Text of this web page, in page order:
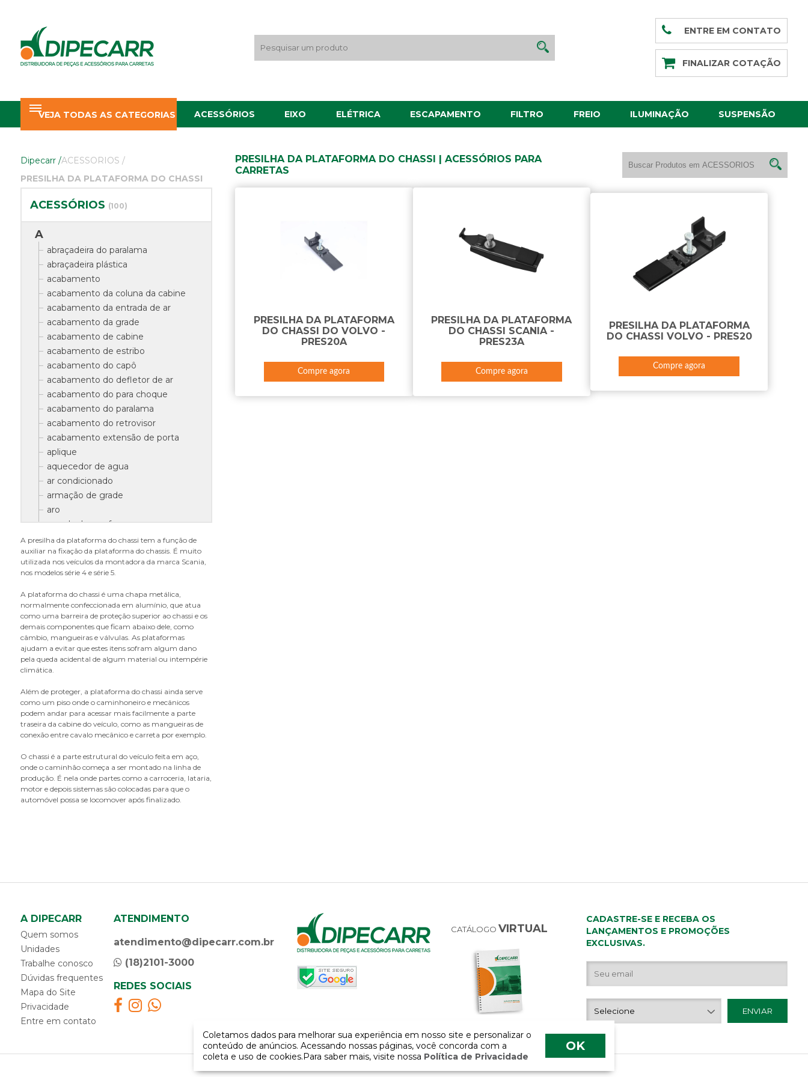
ENTRE EM CONTATO
FINALIZAR COTAÇÃO
VEJA TODAS AS CATEGORIAS ACESSÓRIOS EIXO ELÉTRICA ESCAPAMENTO FILTRO FREIO ILUMINAÇÃO SUSPENSÃO
Dipecarr /ACESSORIOS /
PRESILHA DA PLATAFORMA DO CHASSI
ACESSÓRIOS (100)
A
abraçadeira do paralama
abraçadeira plástica
acabamento
acabamento da coluna da cabine
acabamento da entrada de ar
acabamento da grade
acabamento de cabine
acabamento de estribo
acabamento do capô
acabamento do defletor de ar
acabamento do para choque
acabamento do paralama
acabamento do retrovisor
acabamento extensão de porta
aplique
aquecedor de agua
ar condicionado
armação de grade
aro
arruela do parafuso
B
bandeja do retrovisor
base do suporte do paralama
batente da grade
bomba de cabine
borracha do tubo do suporte
paralama
botão da trava do volante
braço de retrovisor
braco retrovisor
C
cabo da coluna de direção
cabo da fechadura
caixa de cozinha
caixa de ferramentas
caixa de som
caixa do estribo
capa da porca do parafuso do chassi
capa de retrovisor
capô da cabine
carcaça filtro
carroceria - componentes
catraca de amarração
chapa do paralama
chave combinada antifurto
A presilha da plataforma do chassi tem a função de
auxiliar na fixação da plataforma do chassis. É muito
utilizada nos veículos da montadora da marca Scania,
nos modelos série 4 e série 5.
A plataforma do chassi é uma chapa metálica,
normalmente confeccionada em alumínio, que atua
como uma barreira de proteção superior ao chassi e os
demais componentes que ficam abaixo dele, como
câmbio, mangueiras e válvulas. As plataformas
ajudam a evitar que estes itens sofram algum dano
pela queda acidental de algum material ou intempérie
climática.
Além de proteger, a plataforma do chassi ainda serve
como um piso onde o caminhoneiro e mecânicos
podem andar para acessar mais facilmente a parte
traseira da cabine do veículo, como as mangueiras de
conexão entre cavalo mecânico e carreta por exemplo.
O chassi é a parte estrutural do veículo feita em aço,
onde o caminhão começa a ser montado na linha de
produção. É nela onde partes como a carroceria, lataria,
motor e depois sistemas são colocadas para que o
automóvel possa se locomover após finalizado.
PRESILHA DA PLATAFORMA DO CHASSI | ACESSÓRIOS PARA
CARRETAS
PRESILHA DA PLATAFORMA
DO CHASSI DO VOLVO -
PRES20A
Compre agora
PRESILHA DA PLATAFORMA
DO CHASSI SCANIA -
PRES23A
Compre agora
PRESILHA DA PLATAFORMA
DO CHASSI VOLVO - PRES20
Compre agora
A DIPECARR
Quem somos
Unidades
Trabalhe conosco
Dúvidas frequentes
Mapa do Site
Privacidade
Entre em contato
ATENDIMENTO
atendimento@dipecarr.com.br
(18)2101-3000
REDES SOCIAIS
CATÁLOGO VIRTUAL
CADASTRE-SE E RECEBA OS
LANÇAMENTOS E PROMOÇÕES
EXCLUSIVAS.
Coletamos dados para melhorar sua experiência em nosso site e personalizar o
conteúdo de anúncios. Acessando nossas páginas, você concorda com a
coleta e uso de cookies.Para saber mais, visite nossa Política de Privacidade
OK